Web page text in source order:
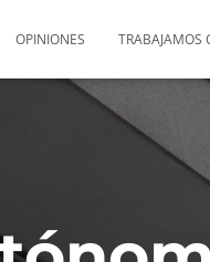
OPINIONES TRABAJAMOS